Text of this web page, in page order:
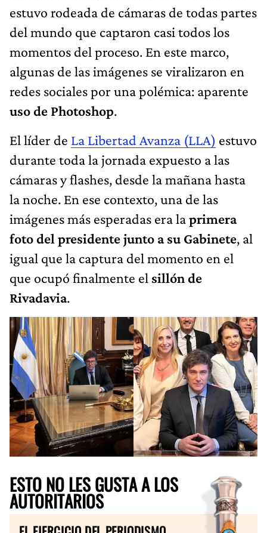
estuvo rodeada de cámaras de todas partes
del mundo que captaron casi todos los
momentos del proceso. En este marco,
algunas de las imágenes se viralizaron en
redes sociales por una polémica: aparente
uso de Photoshop.
El líder de La Libertad Avanza (LLA) estuvo
durante toda la jornada expuesto a las
cámaras y flashes, desde la mañana hasta
la noche. En ese contexto, una de las
imágenes más esperadas era laprimera
foto del presidente junto a su Gabinete, al
igual que la captura del momento en el
que ocupó finalmente el sillón de
Rivadavia.
ESTO NO LES GUSTA A LOS
AUTORITARIOS